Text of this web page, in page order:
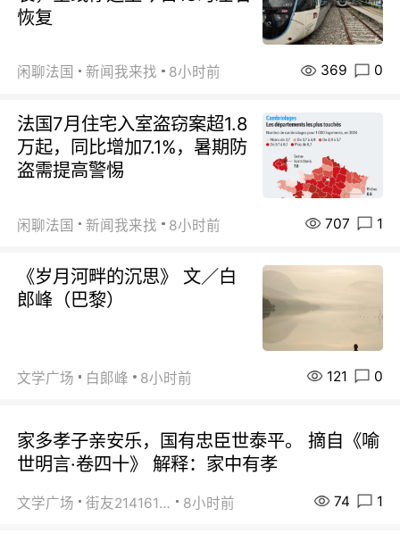
恢复
闲聊法国 新闻我来找 8小时前 369 0
法国7月住宅入室盗窃案超1.8
万起，同比增加7.1%，暑期防
盗需提高警惕
闲聊法国 新闻我来找 8小时前 707 1
《岁月河畔的沉思》 文／白
郎峰（巴黎）
文学广场 白郞峰 8小时前 121 0
家多孝子亲安乐，国有忠臣世泰平。 摘自《喻
世明言·卷四十》 解释：家中有孝
文学广场 街友21416156 8小时前 74 1